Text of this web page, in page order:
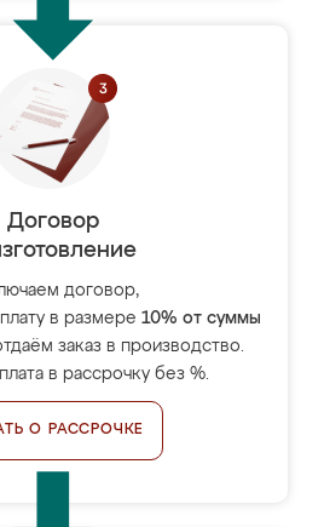
Договор
договор,
в размере 10% от суммы
заказ в производство.
в рассрочку без %.
О РАССРОЧКЕ